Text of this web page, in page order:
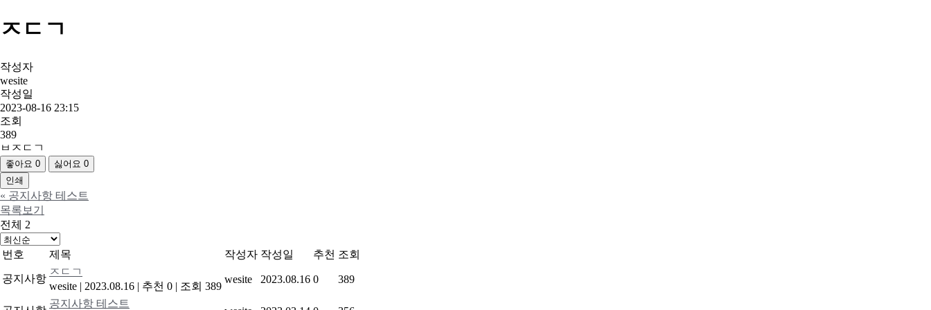
ㅈㄷㄱ
작성자
wesite
작성일
2023-08-16 23:15
조회
389
ㅂㅈㄷㄱ
좋아요 0 싫어요 0
인쇄
« 공지사항 테스트
목록보기
전체 2
번호 제목 작성자 작성일 추천 조회
공지사항
ㅈㄷㄱ
wesite | 2023.08.16 | 추천 0 | 조회 389
wesite 2023.08.16 0 389
공지사항 테스트